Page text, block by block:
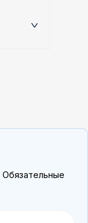
Обязательные